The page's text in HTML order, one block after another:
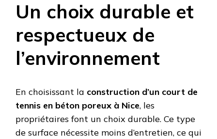
Un choix durable et
respectueux de
l’environnement
En choisissant la construction d’un court de
tennis en béton poreux à Nice, les
propriétaires font un choix durable. Ce type
de surface nécessite moins d’entretien, ce qui